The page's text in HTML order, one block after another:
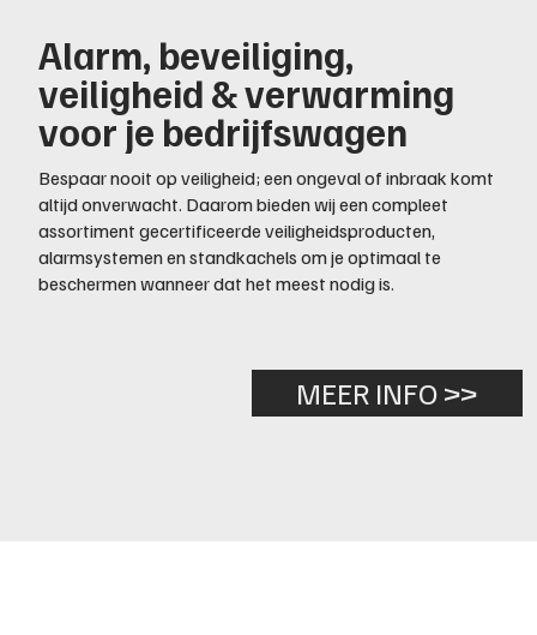
Alarm, beveiliging,
veiligheid & verwarming
voor je bedrijfswagen
Bespaar nooit op veiligheid; een ongeval of inbraak komt
altijd onverwacht. Daarom bieden wij een compleet
assortiment gecertificeerde veiligheidsproducten,
alarmsystemen en standkachels om je optimaal te
beschermen wanneer dat het meest nodig is.
MEER INFO >>